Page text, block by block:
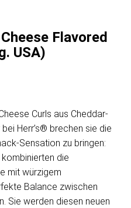
Flavored
USA)
Curls aus Cheddar-
Herr’s® brechen sie die
Sensation zu bringen:
die
mit würzigem
Balance zwischen
Sie werden diesen neuen